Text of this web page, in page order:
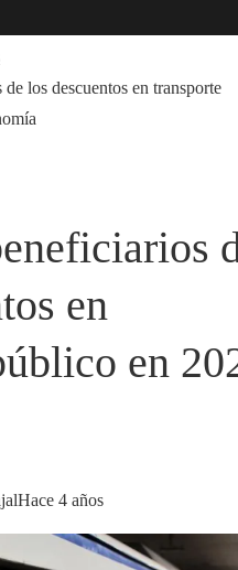
los descuentos en transporte
en
en
Hace 4 años